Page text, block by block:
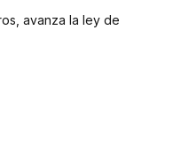
avanza la ley de